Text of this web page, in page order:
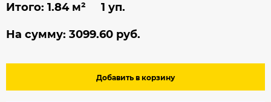
Итого: 1.84м² 1 уп.
На сумму: 3099.60 руб.
Добавить в корзину